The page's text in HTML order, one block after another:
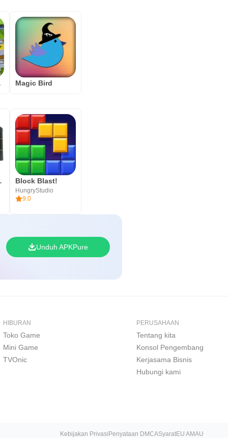
Magic Bird
ID Block Blast!
HungryStudio
9.0
Unduh APKPure
HIBURAN
Toko Game
Mini Game
TVOnic
PERUSAHAAN
Tentang kita
Konsol Pengembang
Kerjasama Bisnis
Hubungi kami
Kebijakan PrivasiPenyataan DMCASyaratEU AMAU